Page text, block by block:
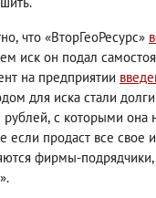
, что «ВторГеоРесурс»
иск он подал
на предприятии
для иска стали
, с которыми она
если продаст все свое
фирмы-подрядчики,